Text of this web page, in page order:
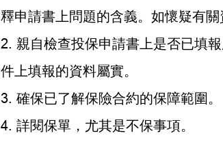
釋申請書上問題的含義。如懷疑有
親自檢查投保申請書上是否已填
件上填報的資料屬實。
確保已了解保險合約的保障範圍。
詳閱保單，尤其是不保事項。